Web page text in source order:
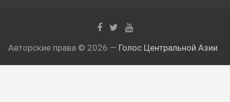
Авторские права © 2026 — Голос Центральной Азии